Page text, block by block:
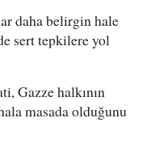
daha belirgin hale
sert tepkilere yol
Gazze halkının
masada olduğunu